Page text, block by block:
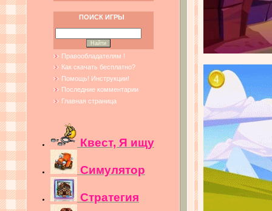
ПОИСК ИГРЫ
Правообладателям !
Как скачать бесплатно?
Помощь! Инструкции!
Последние комментарии
Главная страница
Квест, Я ищу
Симулятор
Стратегия